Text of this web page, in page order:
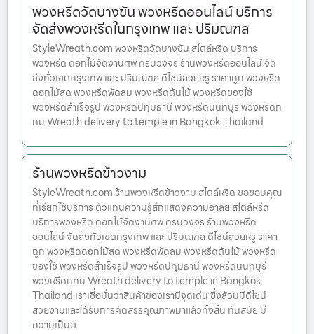
พวงหรีดวัดบางขัน พวงหรีดออนไลน์ บริการ
จัดส่งพวงหรีดในกรุงเทพ และ ปริมณฑล
StyleWreath.com พวงหรีดวัดบางขัน สไตล์หรีด บริการ
พวงหรีด ดอกไม้จัดงานศพ ครบวงจร ร้านพวงหรีดออนไลน์ จัด
ส่งทั่วเขตกรุงเทพ และ ปริมณฑล ดีไซน์สวยหรู ราคาถูก พวงหรีด
ดอกไม้สด พวงหรีดพัดลม พวงหรีดต้นไม้ พวงหรีดของใช้
พวงหรีดสำเร็จรูป พวงหรีดปทุมธานี พวงหรีดนนทบุรี พวงหรีดก
ทม Wreath delivery to temple in Bangkok Thailand
ร้านพวงหรีดข้าวงาม
StyleWreath.com ร้านพวงหรีดข้าวงาม สไตล์หรีด ขอขอบคุณ
ที่เรียกใช้บริการ ตัวแทนความรู้สึกแสดงความอาลัย สไตล์หรีด
บริการพวงหรีด ดอกไม้จัดงานศพ ครบวงจร ร้านพวงหรีด
ออนไลน์ จัดส่งทั่วเขตกรุงเทพ และ ปริมณฑล ดีไซน์สวยหรู ราคา
ถูก พวงหรีดดอกไม้สด พวงหรีดพัดลม พวงหรีดต้นไม้ พวงหรีด
ของใช้ พวงหรีดสำเร็จรูป พวงหรีดปทุมธานี พวงหรีดนนทบุรี
พวงหรีดกทม Wreath delivery to temple in Bangkok
Thailand เราเชื่อมั่นว่าสินค้าของเรามีจุดเด่น ซึ่งล้วนมีดีไซน์
สวยงามและได้รับการคัดสรรคุณภาพมาแล้วทั้งสิ้น ทันสมัย มี
ความเป็นต